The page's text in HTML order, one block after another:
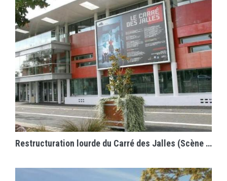
EN SAVOIR PLUS
Restructuration lourde du Carré des Jalles (Scène Nationale et Médiathèque)